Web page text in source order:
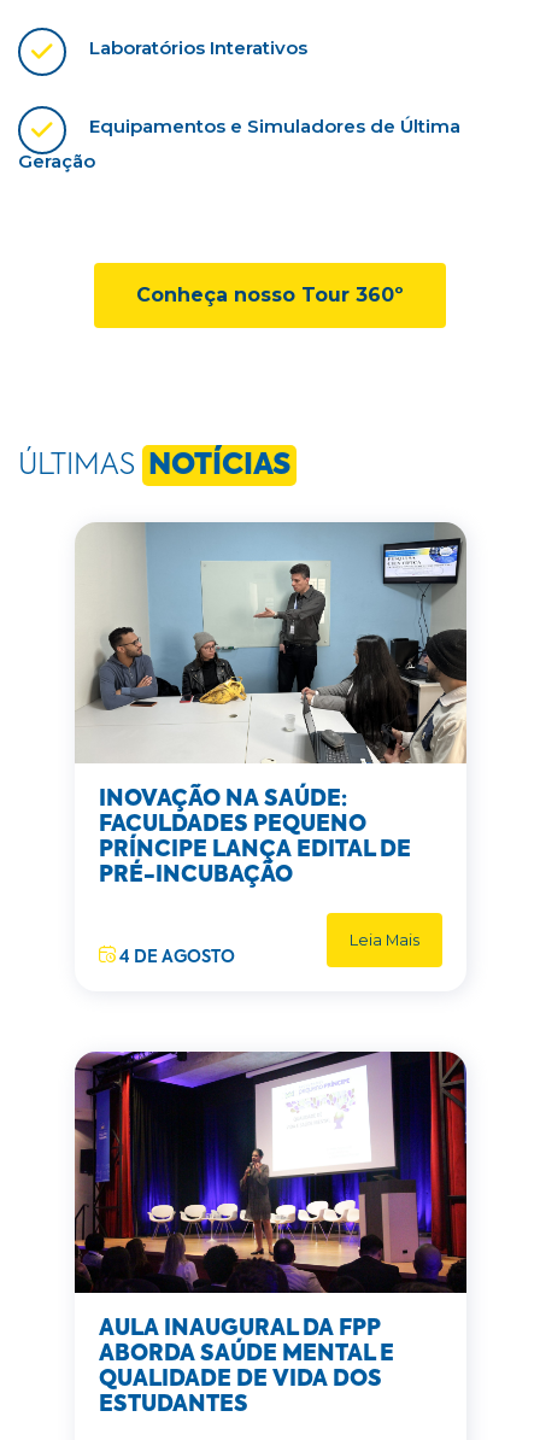
Laboratórios Interativos
Equipamentos e Simuladores de Última
Geração
Conheça nosso Tour 360º
ÚLTIMAS NOTÍCIAS
INOVAÇÃO NA SAÚDE:
FACULDADES PEQUENO
PRÍNCIPE LANÇA EDITAL DE
PRÉ-INCUBAÇÃO
4 DE AGOSTO
Leia Mais
AULA INAUGURAL DA FPP
ABORDA SAÚDE MENTAL E
QUALIDADE DE VIDA DOS
ESTUDANTES